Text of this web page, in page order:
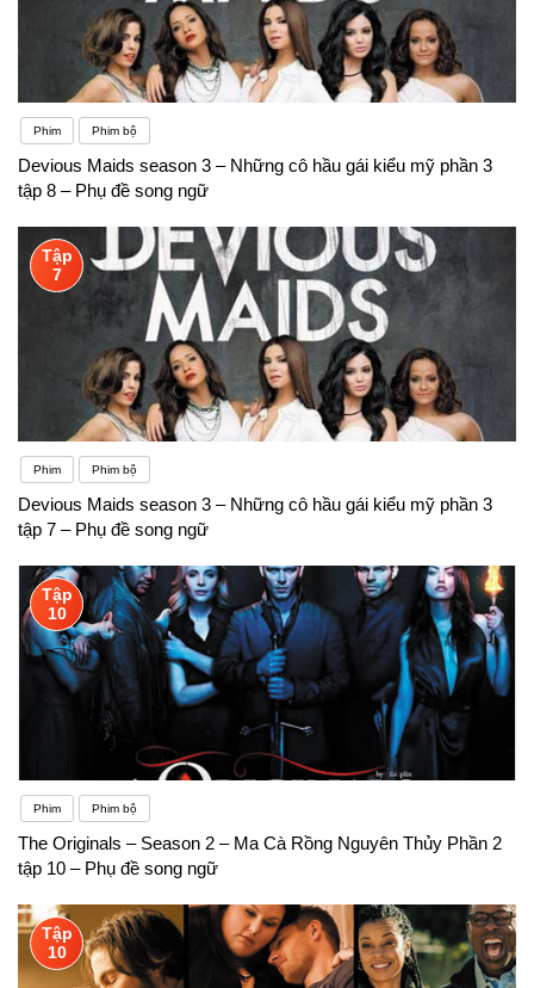
Phim Phim bộ
Devious Maids season 3 – Những cô hầu gái kiểu mỹ phần 3
tập 8 – Phụ đề song ngữ
Tập
7
Phim Phim bộ
Devious Maids season 3 – Những cô hầu gái kiểu mỹ phần 3
tập 7 – Phụ đề song ngữ
Tập
10
Phim Phim bộ
The Originals – Season 2 – Ma Cà Rồng Nguyên Thủy Phần 2
tập 10 – Phụ đề song ngữ
Tập
10